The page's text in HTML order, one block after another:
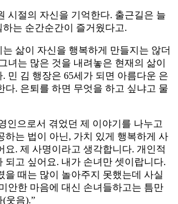
시절의 자신을 기억한다. 출근길은 늘
는 순간순간이 즐거웠다고.
삶이 자신을 행복하게 만들지는 않더
녀는 많은 것을 내려놓은 현재의 삶이
민 김 행장은 65세가 되면 아름다운 은
다. 은퇴를 하면 무엇을 하고 싶냐고 물
인으로서 겪었던 제 이야기를 나누고
하는 법이 아닌, 가치 있게 행복하게 사
요. 제 사명이라고 생각합니다. 개인적
되고 싶어요. 내가 손녀만 셋이랍니다.
을 때는 많이 놀아주지 못했는데 사실
안한 마음에 대신 손녀들하고는 틈만
웃음).”